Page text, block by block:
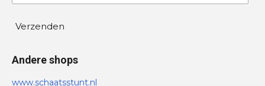
Verzenden
Andere shops
www.schaatsstunt.nl